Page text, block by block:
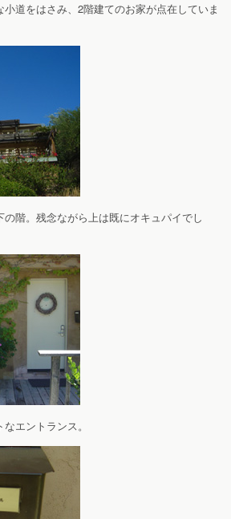
道をはさみ、2階建てのお家が点在していま
階。残念ながら上は既にオキュパイでし
なエントランス。